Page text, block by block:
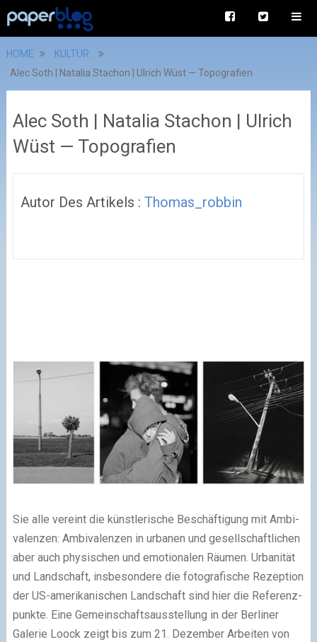
HOME
KULTUR
Alec Soth | Natalia Stachon | Ulrich Wüst — Topografien
Alec Soth | Natalia Stachon | Ulrich
Wüst — Topografien
Autor Des Artikels : Thomas_robbin
Sie alle vereint die künstlerische Beschäftigung mit Ambi­
valenzen: Ambi­valenzen in urbanen und gesell­schaftlichen
aber auch physischen und emotionalen Räumen. Urbanität
und Land­schaft, ins­be­sondere die foto­grafische Rezeption
der US-ameri­ka­nischen Land­schaft sind hier die Referenz­
punkte. Eine Gemeinschafts­ausstellung in der Berliner
Galerie Loock zeigt bis zum 21. Dezember Arbeiten von